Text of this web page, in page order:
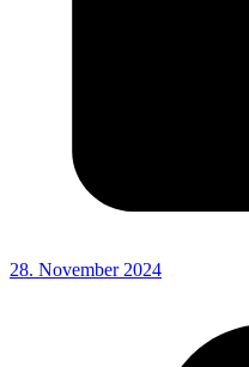
28. November 2024